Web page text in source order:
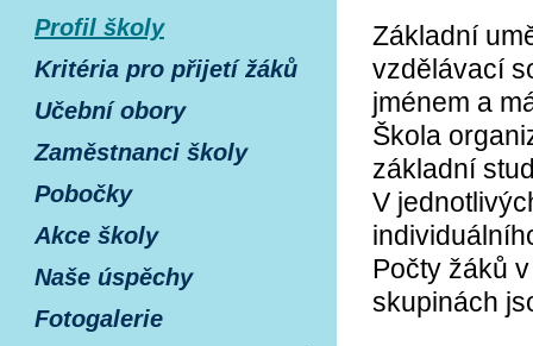
Profil školy
Kritéria pro přijetí žáků
Učební obory
Zaměstnanci školy
Pobočky
Akce školy
Naše úspěchy
Fotogalerie
Základní
vzdělávací
jménem a
Škola
základní
V
Počty žáků
skupinách